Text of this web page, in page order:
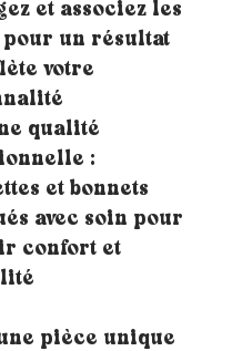
et associez les
pour un résultat
votre
qualité
:
et bonnets
avec soin pour
confort et
pièce unique